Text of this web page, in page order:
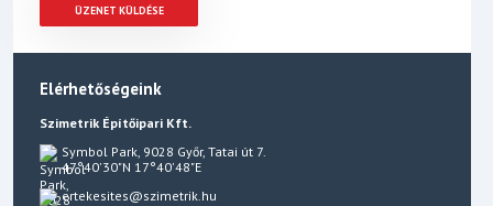
Elérhetőségeink
Szimetrik Építőipari Kft.
Symbol Park, 9028 Győr, Tatai út 7.
47°40'30"N 17°40'48"E
ertekesites@szimetrik.hu